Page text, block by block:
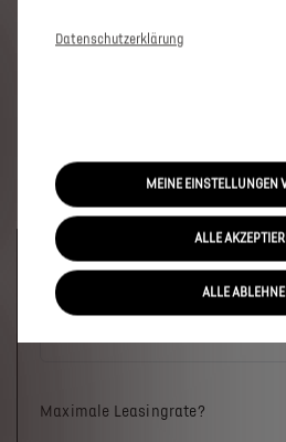
Welches Fahrzeug?
Maximale Leasingrate?
Datenschutzerklärung
MEINE EINSTELLUNGEN
ALLE
ALLE